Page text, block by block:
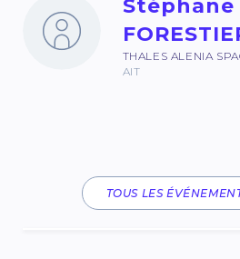
Stéphane
THALES ALENIA
AIT
TOUS LES